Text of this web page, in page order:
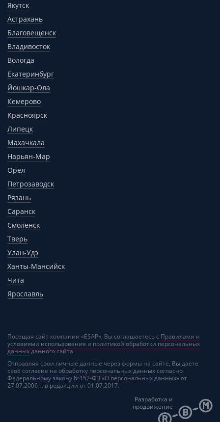
Якутск
Астрахань
Благовещенск
Владивосток
Вологда
Екатеринбург
Йошкар-Ола
Кемерово
Красноярск
Липецк
Махачкала
Нарьян-Мар
Орел
Петрозаводск
Рязань
Саранск
Смоленск
Тверь
Улан-Удэ
Ханты-Мансийск
Чита
Ярославль
Посещая сайт компании «ESAP», Вы соглашаетесь с Правилами и
условиями использования и политикой обработки персональных
данныхданного сайта.
Отправляя свои личные данные через формы на сайте, Вы даёте
своё согласие на обработку персональных данныхсогласно
Федеральному закону №152-ФЗ «О персональных данных» от
27.07.2006 г. в редакции от 01.07.2017.
Разработка и
продвижение